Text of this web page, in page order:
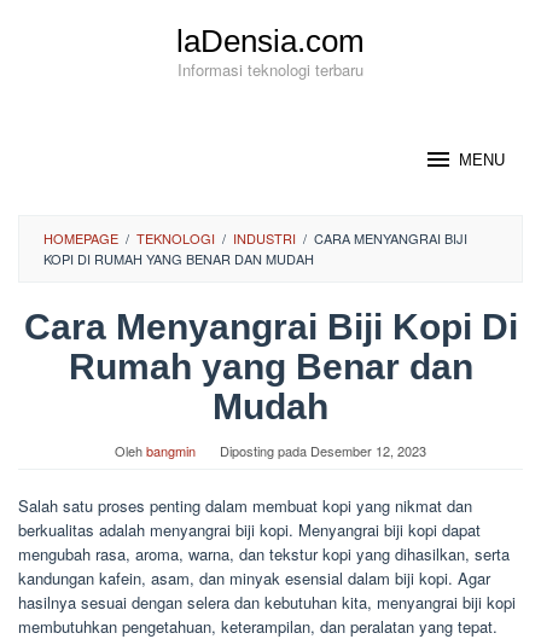
laDensia.com
Informasi teknologi terbaru
MENU
HOMEPAGE / TEKNOLOGI / INDUSTRI / CARA MENYANGRAI BIJI
KOPI DI RUMAH YANG BENAR DAN MUDAH
Cara Menyangrai Biji Kopi Di
Rumah yang Benar dan
Mudah
Olehbangmin Diposting pada Desember 12, 2023
Salah satu proses penting dalam membuat kopi yang nikmat dan
berkualitas adalah menyangrai biji kopi. Menyangrai biji kopi dapat
mengubah rasa, aroma, warna, dan tekstur kopi yang dihasilkan, serta
kandungan kafein, asam, dan minyak esensial dalam biji kopi. Agar
hasilnya sesuai dengan selera dan kebutuhan kita, menyangrai biji kopi
membutuhkan pengetahuan, keterampilan, dan peralatan yang tepat.